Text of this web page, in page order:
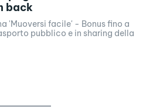
back
'Muoversi facile' - Bonus fino a
pubblico e in sharing della